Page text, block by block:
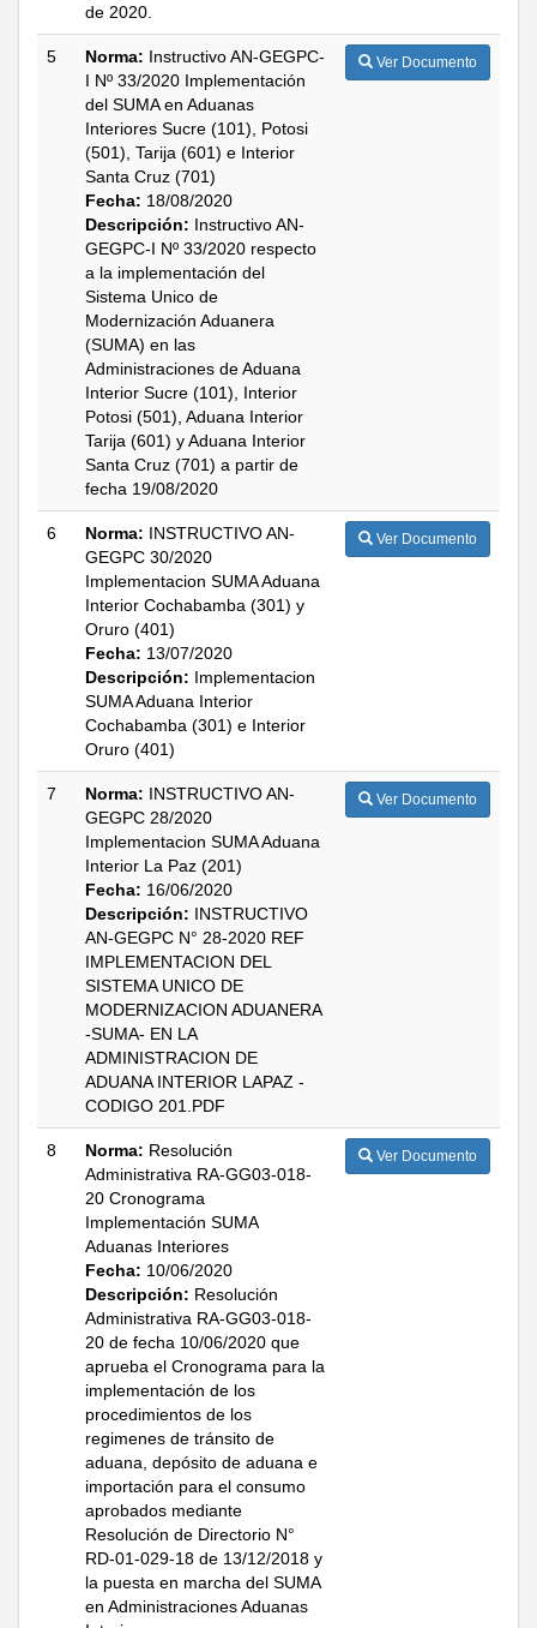
de 2020.
5 Norma: Instructivo AN-GEGPC-
I Nº 33/2020 Implementación
del SUMA en Aduanas
Interiores Sucre (101), Potosi
(501), Tarija (601) e Interior
Santa Cruz (701)
Fecha: 18/08/2020
Descripción: Instructivo AN-
GEGPC-I Nº 33/2020 respecto
a la implementación del
Sistema Unico de
Modernización Aduanera
(SUMA) en las
Administraciones de Aduana
Interior Sucre (101), Interior
Potosi (501), Aduana Interior
Tarija (601) y Aduana Interior
Santa Cruz (701) a partir de
fecha 19/08/2020
Ver Documento
6 Norma: INSTRUCTIVO AN-
GEGPC 30/2020
Implementacion SUMA Aduana
Interior Cochabamba (301) y
Oruro (401)
Fecha: 13/07/2020
Descripción: Implementacion
SUMA Aduana Interior
Cochabamba (301) e Interior
Oruro (401)
Ver Documento
7 Norma: INSTRUCTIVO AN-
GEGPC 28/2020
Implementacion SUMA Aduana
Interior La Paz (201)
Fecha: 16/06/2020
Descripción: INSTRUCTIVO
AN-GEGPC N° 28-2020 REF
IMPLEMENTACION DEL
SISTEMA UNICO DE
MODERNIZACION ADUANERA
-SUMA- EN LA
ADMINISTRACION DE
ADUANA INTERIOR LAPAZ -
CODIGO 201.PDF
Ver Documento
8 Norma: Resolución
Administrativa RA-GG03-018-
20 Cronograma
Implementación SUMA
Aduanas Interiores
Fecha: 10/06/2020
Descripción: Resolución
Administrativa RA-GG03-018-
20 de fecha 10/06/2020 que
aprueba el Cronograma para la
implementación de los
procedimientos de los
regimenes de tránsito de
aduana, depósito de aduana e
importación para el consumo
aprobados mediante
Resolución de Directorio N°
RD-01-029-18 de 13/12/2018 y
la puesta en marcha del SUMA
en Administraciones Aduanas
Ver Documento